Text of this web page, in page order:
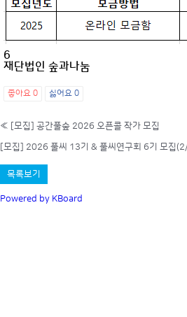
6
재단법인 숲과나눔
좋아요 0 싫어요 0
« [모집] 공간풀숲 2026 오픈콜 작가 모집
[모집] 2026 풀씨 13기 & 풀씨연구회 6기 모집
목록보기
Powered by KBoard